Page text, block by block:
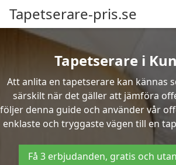
Tapetserare-pris.se
Tapetserare i
Att anlita en tapetserare kan kännas
särskilt när det gäller att jämföra
följer denna guide och använder vår
enklaste och tryggaste vägen till en
Få 3 erbjudanden, gratis och